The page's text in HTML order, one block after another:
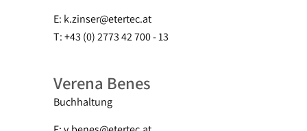
E: k.zinser@etertec.at
T: +43 (0) 2773 42 700 - 13
Verena Benes
Buchhaltung